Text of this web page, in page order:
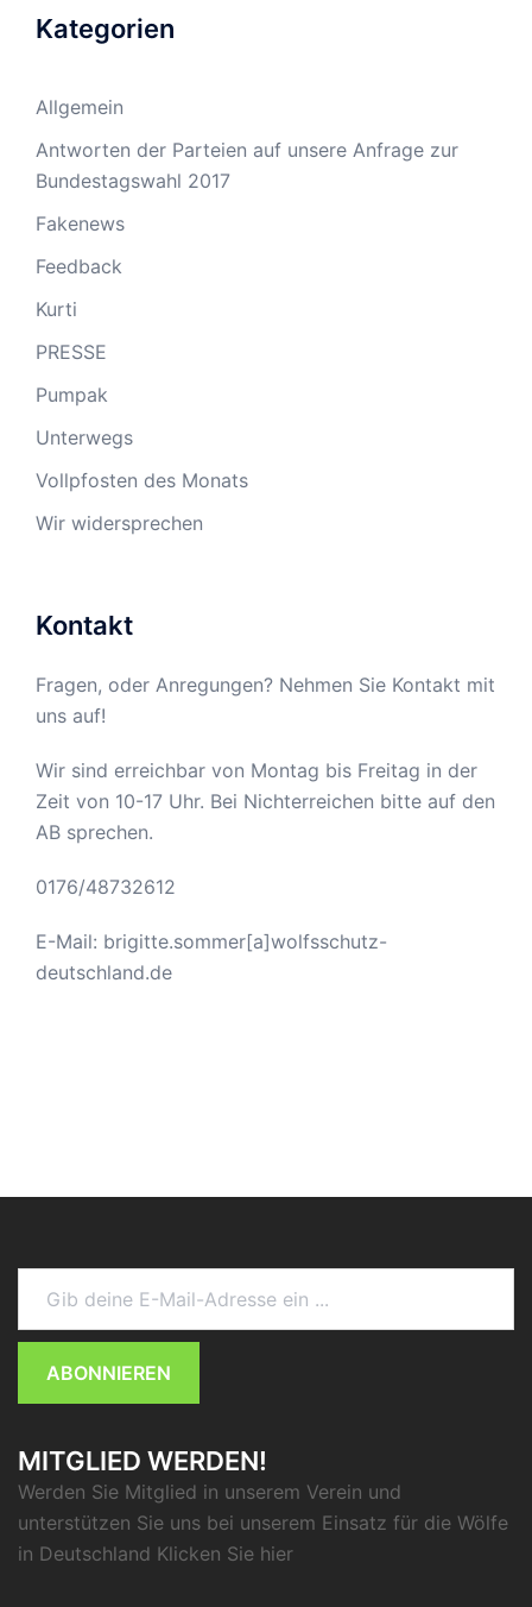
Kategorien
Allgemein
Antworten der Parteien auf unsere Anfrage zur
Bundestagswahl 2017
Fakenews
Feedback
Kurti
PRESSE
Pumpak
Unterwegs
Vollpfosten des Monats
Wir widersprechen
Kontakt
Fragen, oder Anregungen? Nehmen Sie Kontakt mit
uns auf!
Wir sind erreichbar von Montag bis Freitag in der
Zeit von 10-17 Uhr. Bei Nichterreichen bitte auf den
AB sprechen.
0176/48732612
E-Mail: brigitte.sommer[a]wolfsschutz-
deutschland.de
Gib deine E-Mail-Adresse ein ...
ABONNIEREN
MITGLIED WERDEN!
Werden Sie Mitglied in unserem Verein und
unterstützen Sie uns bei unserem Einsatz für die Wölfe
in Deutschland Klicken Sie hier